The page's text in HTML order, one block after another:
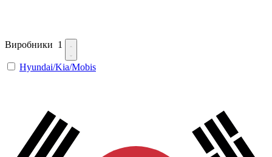
Виробники 1
Hyundai/Kia/Mobis